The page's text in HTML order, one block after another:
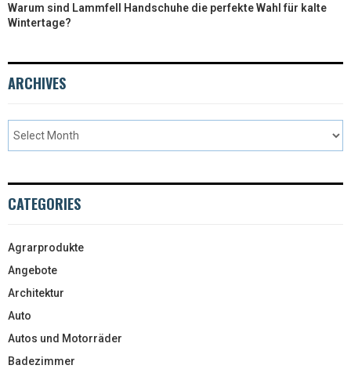
Warum sind Lammfell Handschuhe die perfekte Wahl für kalte
Wintertage?
ARCHIVES
CATEGORIES
Agrarprodukte
Angebote
Architektur
Auto
Autos und Motorräder
Badezimmer